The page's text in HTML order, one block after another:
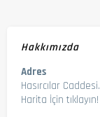
Hakkımızda
Adres
Hasırcılar
Harita İçin tıklayın!